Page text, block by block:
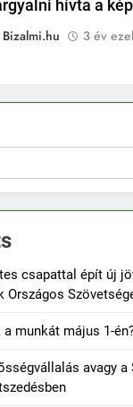
hívta a
Bizalmi.hu
3 év
csapattal épít új
Országos
munkát május 1-
avagy a